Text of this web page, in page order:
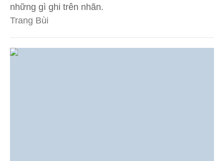
những gì ghi trên nhãn.
Trang Bùi